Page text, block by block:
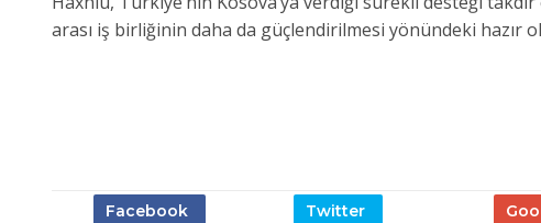
arası iş birliğinin daha da güçlendirilmesi yönündeki hazır